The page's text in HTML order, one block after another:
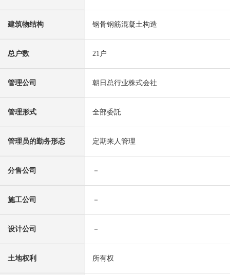
建筑物结构 钢骨钢筋混凝土构造
总户数 21户
管理公司 朝日总行业株式会社
管理形式 全部委託
管理员的勤务形态 定期来人管理
分售公司 －
施工公司 －
设计公司 －
土地权利 所有权